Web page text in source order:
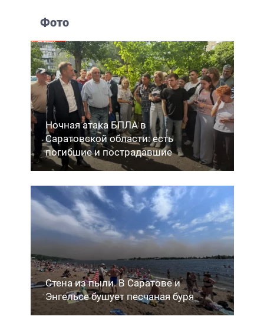
Фото
Ночная атака БПЛА в
Саратовской области: есть
погибшие и пострадавшие
Стена из пыли. В Саратове и
Энгельсе бушует песчаная буря